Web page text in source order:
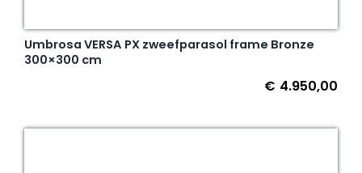
Umbrosa VERSA PX zweefparasol frame Bronze
300×300 cm
€ 4.950,00